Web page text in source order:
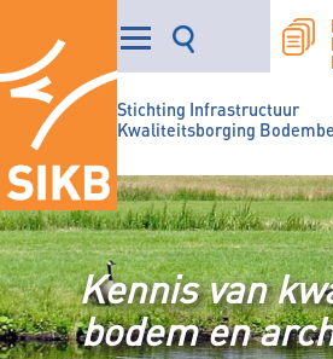
Stichting Infrastructuur
Kwaliteitsborging
Kennis van
bodem en